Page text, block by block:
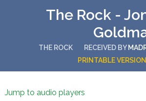
The Rock -
THE ROCK RECEIVED BY
PRINTABLE VERSION
Jump to audio players